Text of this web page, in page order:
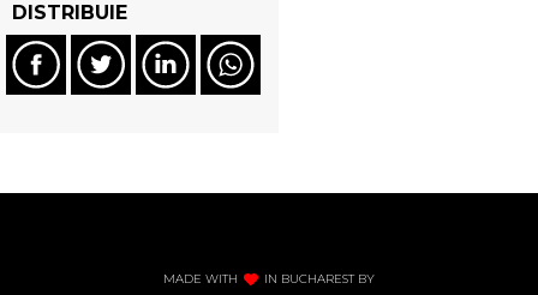
DISTRIBUIE
MADE WITH IN BUCHAREST BY